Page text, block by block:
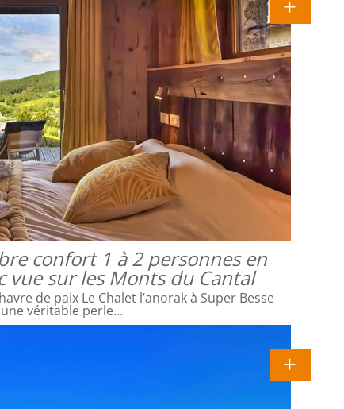
confort 1 à 2 personnes en
vue sur les Monts du Cantal
de paix Le Chalet l’anorak à Super Besse
véritable perle…